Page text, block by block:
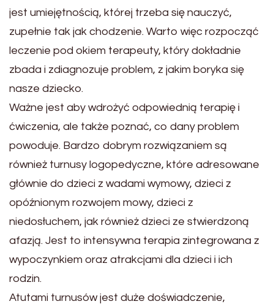
jest umiejętnością, której trzeba się nauczyć,
zupełnie tak jak chodzenie. Warto więc rozpocząć
leczenie pod okiem terapeuty, który dokładnie
zbada i zdiagnozuje problem, z jakim boryka się
nasze dziecko.
Ważne jest aby wdrożyć odpowiednią terapię i
ćwiczenia, ale także poznać, co dany problem
powoduje. Bardzo dobrym rozwiązaniem są
również turnusy logopedyczne, które adresowane
głównie do dzieci z wadami wymowy, dzieci z
opóźnionym rozwojem mowy, dzieci z
niedosłuchem, jak również dzieci ze stwierdzoną
afazją. Jest to intensywna terapia zintegrowana z
wypoczynkiem oraz atrakcjami dla dzieci i ich
rodzin.
Atutami turnusów jest duże doświadczenie,